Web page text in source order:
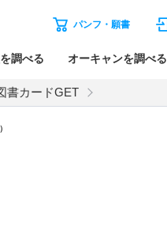
パンフ・願書
調べる オーキャンを調べる
書カードGET